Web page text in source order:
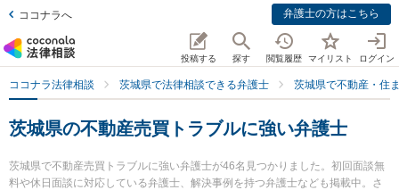
ココナラへ 弁護士の方はこちら
投稿する 探す 閲覧履歴 マイリスト ログイン
ココナラ法律相談 茨城県で法律相談できる弁護士 茨城県で不動産・住
茨城県の不動産売買トラブルに強い弁護士
茨城県で不動産売買トラブルに強い弁護士が46名見つかりました。初回面談無
料や休日面談に対応している弁護士、解決事例を持つ弁護士なども掲載中。さ